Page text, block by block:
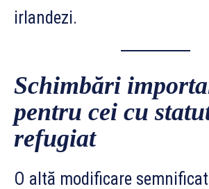
irlandezi.
Schimbări
pentru cei cu
refugiat
O altă modificare